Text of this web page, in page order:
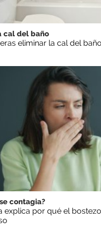
cal del baño
eliminar la cal del
contagia?
explica por qué el